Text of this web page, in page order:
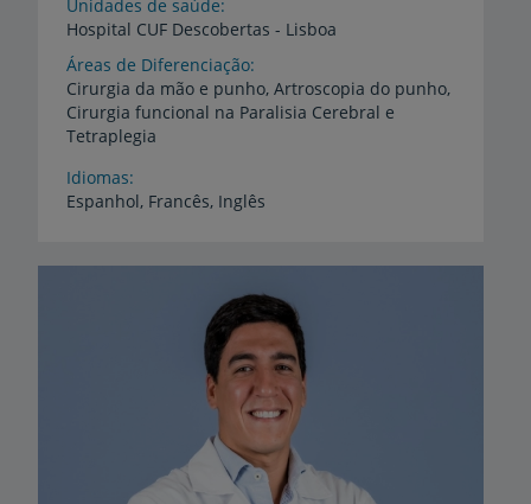
Unidades de saúde
Hospital CUF Descobertas - Lisboa
Áreas de Diferenciação
Cirurgia da mão e punho, Artroscopia do punho,
Cirurgia funcional na Paralisia Cerebral e
Tetraplegia
Idiomas
Espanhol, Francês, Inglês